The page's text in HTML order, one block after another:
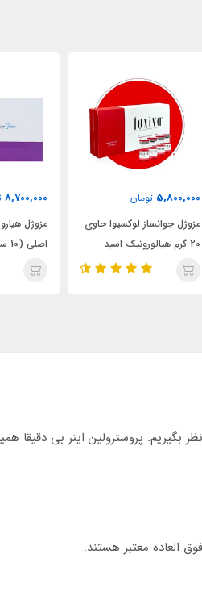
5,800,000 تومان
مزوژل جوانساز لوکسیوا حاوی
20 گرم هیالورونیک اسید
8,700,000
سی)
پروسترولین اینر بی دقیقا